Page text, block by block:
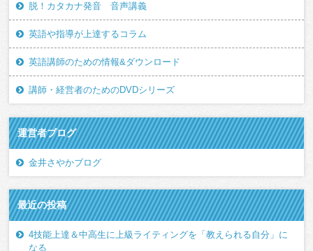
脱！カタカナ発音 音声講義
英語や指導が上達するコラム
英語講師のための情報&ダウンロード
講師・経営者のためのDVDシリーズ
運営者ブログ
金井さやかブログ
最近の投稿
4技能上達＆中高生に上級ライティングを「教えられる自分」に
なる